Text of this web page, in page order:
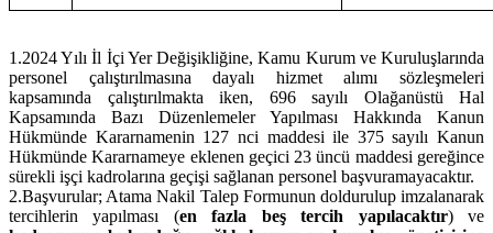
1.2024 Yılı İl İçi Yer Değişikliğine, Kamu Kurum ve Kuruluşlarında
personel çalıştırılmasına dayalı hizmet alımı sözleşmeleri
kapsamında çalıştırılmakta iken, 696 sayılı Olağanüstü Hal
Kapsamında Bazı Düzenlemeler Yapılması Hakkında Kanun
Hükmünde Kararnamenin 127 nci maddesi ile 375 sayılı Kanun
Hükmünde Kararnameye eklenen geçici 23 üncü maddesi gereğince
sürekli işçi kadrolarına geçişi sağlanan personel başvuramayacaktır.
2.Başvurular; Atama Nakil Talep Formunun doldurulup imzalanarak
tercihlerin yapılması (en fazla beş tercih yapılacaktır) ve